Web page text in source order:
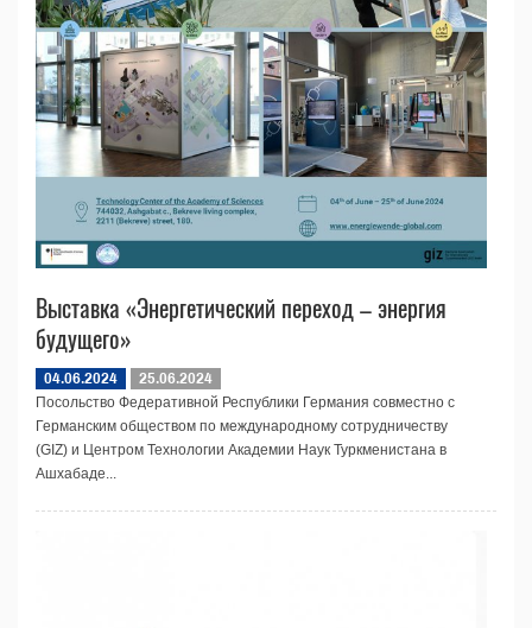
Выставка «Энергетический переход – энергия
будущего»
04.06.2024
25.06.2024
Посольство Федеративной Республики Германия совместно с
Германским обществом по международному сотрудничеству
(GIZ) и Центром Технологии Академии Наук Туркменистана в
Ашхабаде...